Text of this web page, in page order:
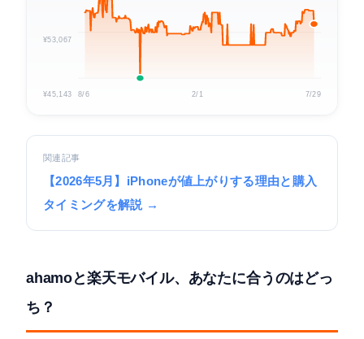
¥53,067
¥45,143 8/6 2/1 7/29
関連記事
【2026年5月】iPhoneが値上がりする理由と購入
タイミングを解説 →
ahamoと楽天モバイル、あなたに合うのはどっ
ち？